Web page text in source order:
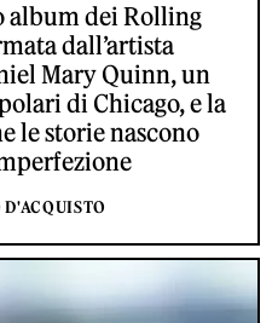
album dei Rolling
dall’artista
Mary Quinn, un
di Chicago, e la
le storie nascono